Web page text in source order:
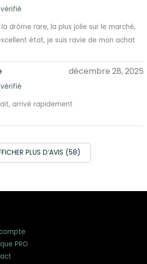
drôme rare, la plus jolie sur le marché,
état, je suis ravie de mon achat
décembre 28, 2025
arrivé rapidement
PLUS D‘AVIS (58)
PRO